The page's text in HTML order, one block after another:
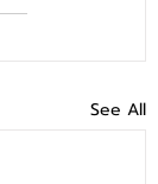
See All